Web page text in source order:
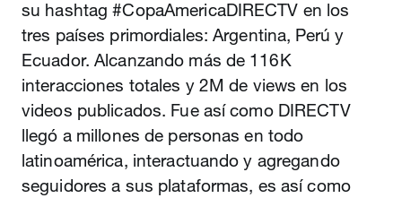
su hashtag #CopaAmericaDIRECTV en los
tres países primordiales: Argentina, Perú y
Ecuador. Alcanzando más de 116K
interacciones totales y 2M de views en los
videos publicados. Fue así como DIRECTV
llegó a millones de personas en todo
latinoamérica, interactuando y agregando
seguidores a sus plataformas, es así como